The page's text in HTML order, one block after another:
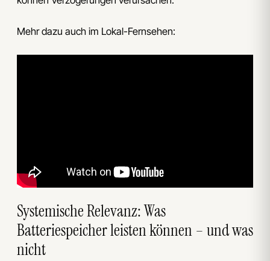
Mehr dazu auch im Lokal-Fernsehen:
Systemische Relevanz: Was
Batteriespeicher leisten können – und was
nicht